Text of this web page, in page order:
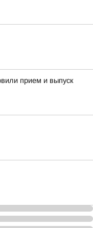
прием и выпуск